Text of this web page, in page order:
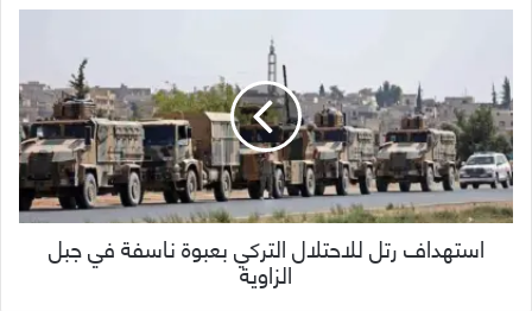
استهداف رتل للاحتلال التركي بعبوة ناسفة في جبل
الزاوية